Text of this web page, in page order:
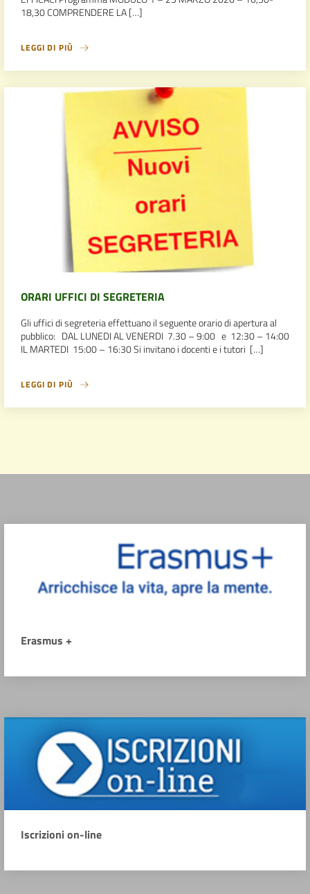
18,30 COMPRENDERE LA […]
LEGGI DI PIÙ
ORARI UFFICI DI SEGRETERIA
Gli uffici di segreteria effettuano il seguente orario di apertura al
pubblico: DAL LUNEDI AL VENERDI 7.30 – 9:00 e 12:30 – 14:00
IL MARTEDI 15:00 – 16:30 Si invitano i docenti e i tutori […]
LEGGI DI PIÙ
Erasmus +
Iscrizioni on-line